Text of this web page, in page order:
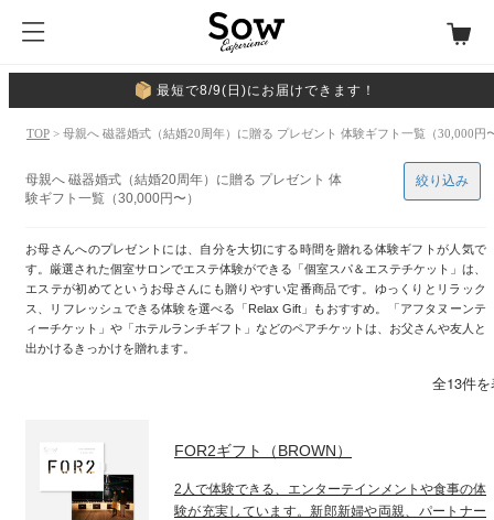
最短で8/9(日)にお届けできます！
TOP > 母親へ 磁器婚式（結婚20周年）に贈る プレゼント 体験ギフト一覧（30,000円
母親へ 磁器婚式（結婚20周年）に贈る プレゼント 体
験ギフト一覧（30,000円〜）
お母さんへのプレゼントには、自分を大切にする時間を贈れる体験ギフトが人気で
す。厳選された個室サロンでエステ体験ができる「個室スパ＆エステチケット」は、
エステが初めてというお母さんにも贈りやすい定番商品です。ゆっくりとリラック
ス、リフレッシュできる体験を選べる「Relax Gift」もおすすめ。「アフタヌーンテ
ィーチケット」や「ホテルランチギフト」などのペアチケットは、お父さんや友人と
出かけるきっかけを贈れます。
絞り込み
全13件
FOR2ギフト（BROWN）
2人で体験できる、エンターテインメントや食事の体
験が充実しています。新郎新婦や両親、パートナー